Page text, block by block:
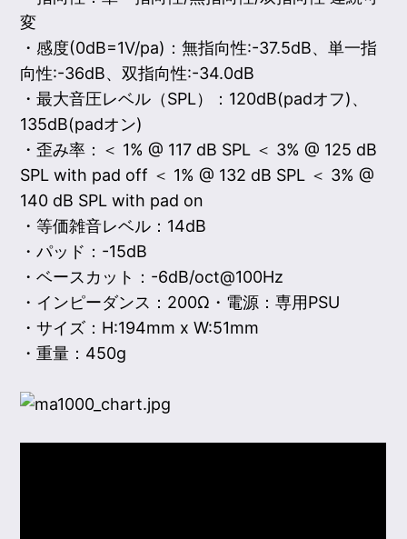
変
・感度(0dB=1V/pa)：無指向性:-37.5dB、単一指
向性:-36dB、双指向性:-34.0dB
・最大音圧レベル（SPL）：120dB(padオフ)、
135dB(padオン)
・歪み率：＜ 1% @ 117 dB SPL ＜ 3% @ 125 dB
SPL with pad off ＜ 1% @ 132 dB SPL ＜ 3% @
140 dB SPL with pad on
・等価雑音レベル：14dB
・パッド：-15dB
・ベースカット：-6dB/oct@100Hz
・インピーダンス：200Ω・電源：専用PSU
・サイズ：H:194mm x W:51mm
・重量：450g